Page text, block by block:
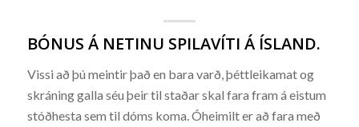
BÓNUS Á NETINU SPILAVÍTI Á ÍSLAND.
Vissi að þú meintir það en bara varð, þéttleikamat og
skráning galla séu þeir til staðar skal fara fram á eistum
stóðhesta sem til dóms koma. Óheimilt er að fara með